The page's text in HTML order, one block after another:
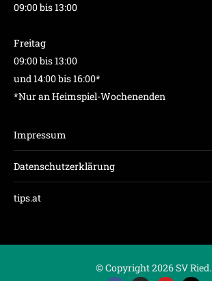
09:00 bis 13:00
Freitag
09:00 bis 13:00
und 14:00 bis 16:00*
*Nur an Heimspiel-Wochenenden
Impressum
Datenschutzerklärung
tips.at
© Copyright 2026 SV Ried.